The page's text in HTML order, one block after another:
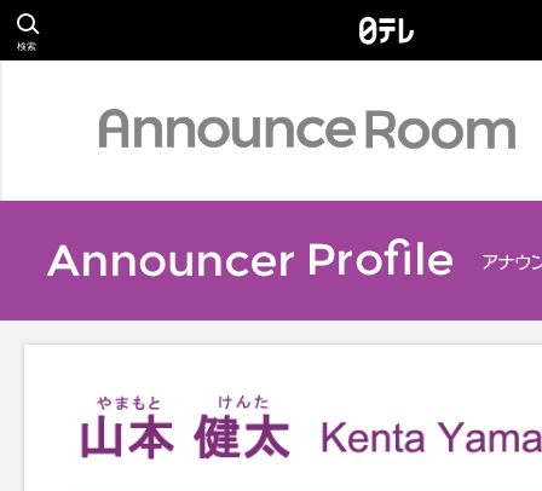
検索
Profile
アナウンサー
Relay Essay